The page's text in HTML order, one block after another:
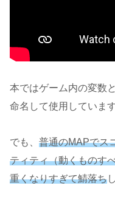
本ではゲーム内の変数
命名して使用しています
でも、 普通のMAPでス
ティティ（動くものす
重くなりすぎて鯖落ち